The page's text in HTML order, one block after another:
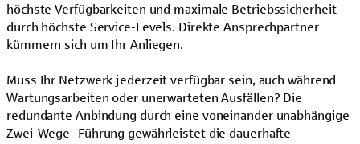
höchste Verfügbarkeiten und maximale Betriebssicherheit
durch höchste Service-Levels. Direkte Ansprechpartner
kümmern sich um Ihr Anliegen.
Muss Ihr Netzwerk jederzeit verfügbar sein, auch während
Wartungsarbeiten oder unerwarteten Ausfällen? Die
redundante Anbindung durch eine voneinander unabhängige
Zwei-Wege- Führung gewährleistet die dauerhafte